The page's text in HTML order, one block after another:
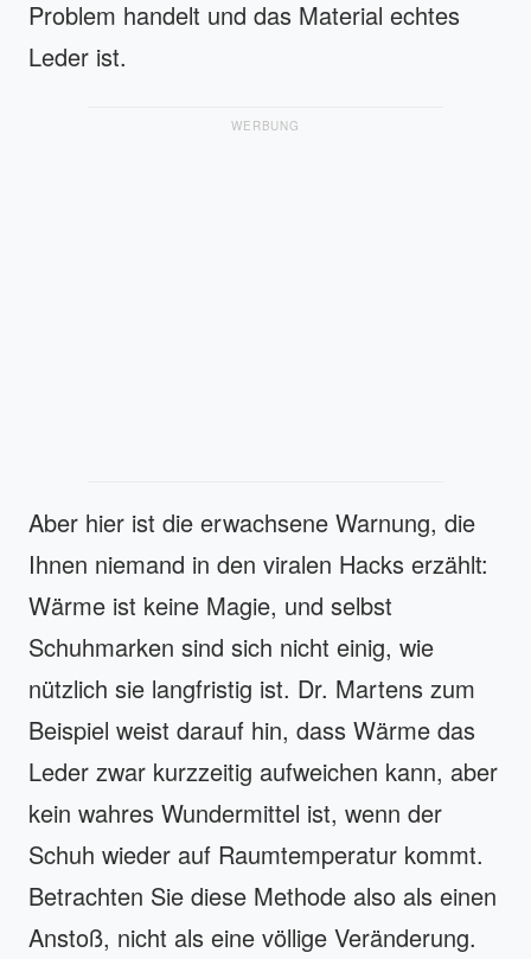
Problem handelt und das Material echtes
Leder ist.
WERBUNG
Aber hier ist die erwachsene Warnung, die
Ihnen niemand in den viralen Hacks erzählt:
Wärme ist keine Magie, und selbst
Schuhmarken sind sich nicht einig, wie
nützlich sie langfristig ist. Dr. Martens zum
Beispiel weist darauf hin, dass Wärme das
Leder zwar kurzzeitig aufweichen kann, aber
kein wahres Wundermittel ist, wenn der
Schuh wieder auf Raumtemperatur kommt.
Betrachten Sie diese Methode also als einen
Anstoß, nicht als eine völlige Veränderung.